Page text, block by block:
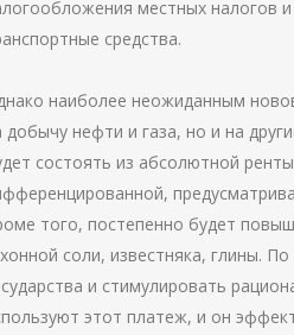
местных налогов
средства.
наиболее неожиданным
добычу нефти и газа, но и на
состоять из абсолютной
того, постепенно будет
соли, известняка, глины.
и стимулировать
этот платеж, и он